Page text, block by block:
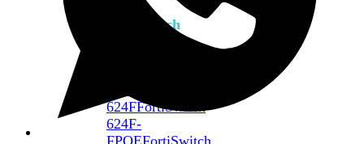
FortiSwitch
624FFortiSwitch
624F-
FPOEFortiSwitch